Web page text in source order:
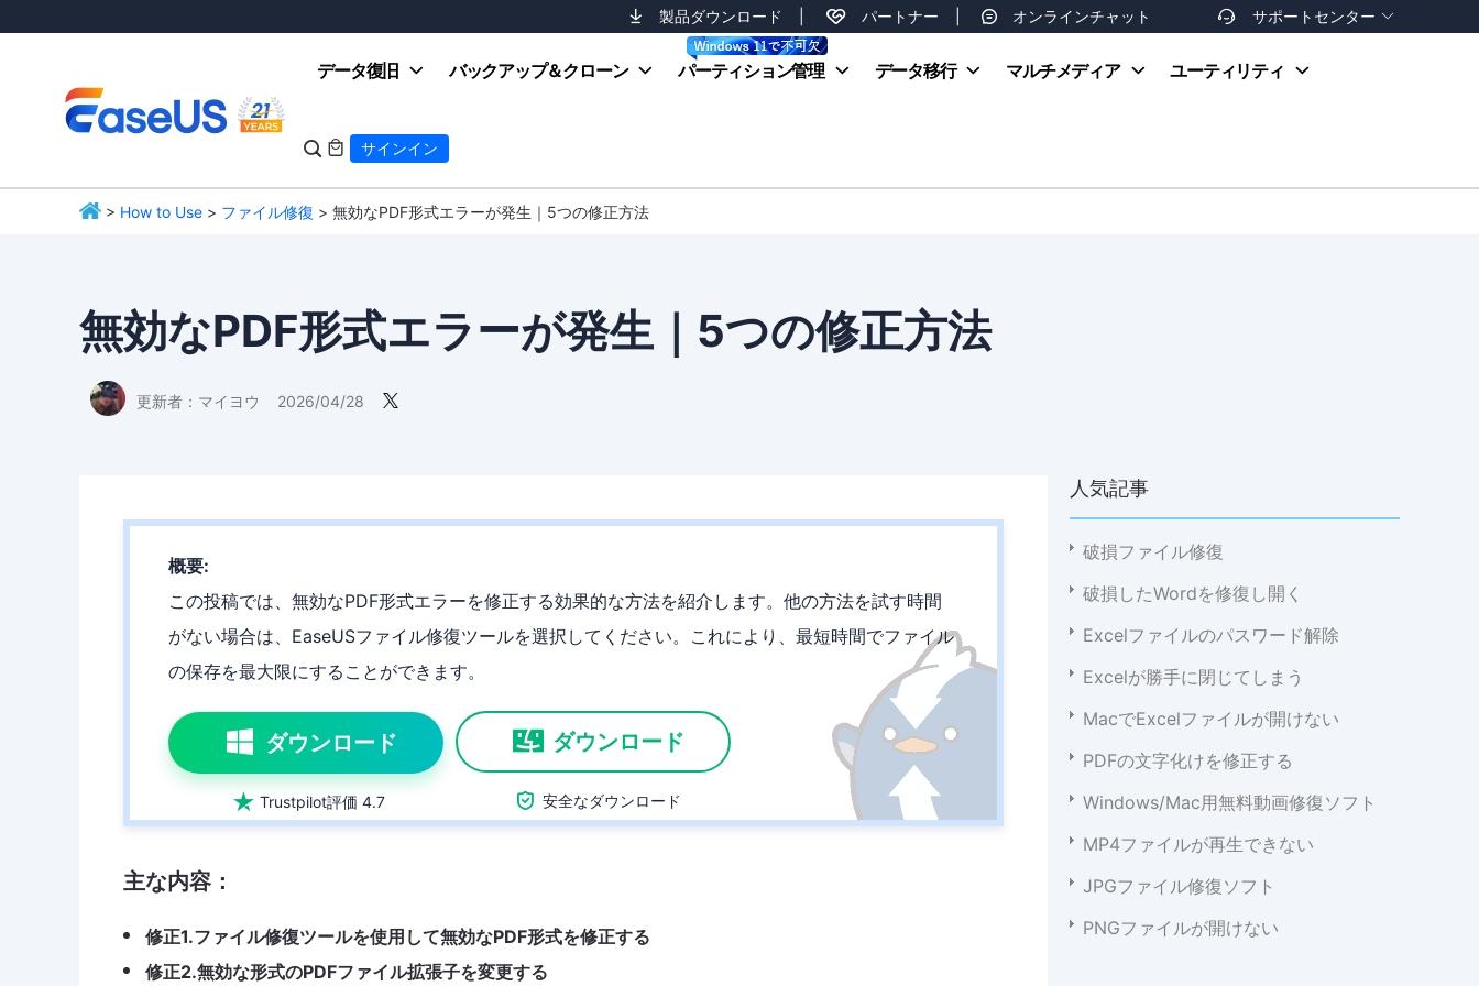
製品ダウンロード パートナー オンラインチャット  サポートセンター 
お支払い方法
データ復旧 バックアップ＆クローン パーティション管理 データ移行 マルチメディア ユーティリティ
  サインイン
> How to Use > ファイル修復 > 無効なPDF形式エラーが発生｜5つの修正方法
無効なPDF形式エラーが発生｜5つの修正方法
更新者： マイヨウ 2026/04/28 
概要:
この投稿では、無効なPDF形式エラーを修正する効果的な方法を紹介します。他の方法を試す時間
がない場合は、EaseUSファイル修復ツールを選択してください。これにより、最短時間でファイル
の保存を最大限にすることができます。
ダウンロード
 Trustpilot評価 4.7
ダウンロード
 安全なダウンロード
主な内容：
修正1.ファイル修復ツールを使用して無効なPDF形式を修正する
修正2.無効な形式のPDFファイル拡張子を変更する
人気記事
破損ファイル修復
破損したWordを修復し開く
Excelファイルのパスワード解除
Excelが勝手に閉じてしまう
MacでExcelファイルが開けない
PDFの文字化けを修正する
Windows/Mac用無料動画修復ソフト
MP4ファイルが再生できない
JPGファイル修復ソフト
PNGファイルが開けない